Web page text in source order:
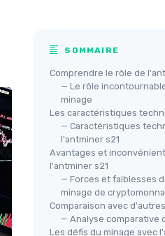
SOMMAIRE
Comprendre le rôle de
— Le rôle
minage
Les caractéristiques
— Caractéristiques
l'antminer s21
Avantages et
l'antminer s21
— Forces et faiblesses
minage de
Comparaison avec
— Analyse comparative
Les défis du minage avec